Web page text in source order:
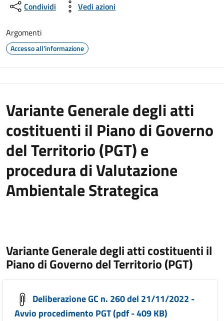
Condividi Vedi azioni
Argomenti
Accesso all'informazione
Variante Generale degli atti
costituenti il Piano di Governo
del Territorio (PGT) e
procedura di Valutazione
Ambientale Strategica
Variante Generale degli atti costituenti il
Piano di Governo del Territorio (PGT)
Deliberazione GC n. 260 del 21/11/2022 -
Avvio procedimento PGT (pdf - 409 KB)